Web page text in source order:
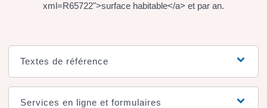
xml=R65722">surface habitable</a> et par an.
Textes de référence
Services en ligne et formulaires